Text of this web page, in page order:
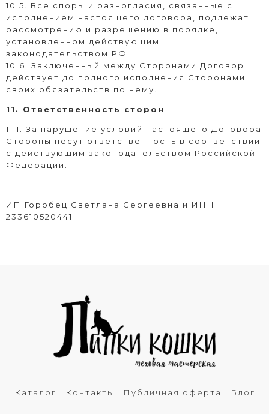
10.5. Все споры и разногласия, связанные с
исполнением настоящего договора, подлежат
рассмотрению и разрешению в порядке,
установленном действующим
законодательством РФ.
10.6. Заключенный между Сторонами Договор
действует до полного исполнения Сторонами
своих обязательств по нему.
11. Ответственность сторон
11.1. За нарушение условий настоящего Договора
Стороны несут ответственность в соответствии
с действующим законодательством Российской
Федерации.
ИП Горобец Светлана Сергеевна и ИНН
233610520441
Каталог Контакты Публичная оферта Блог